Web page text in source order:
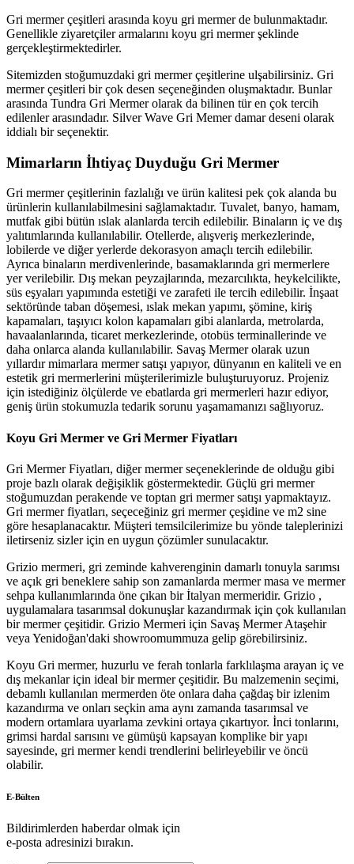
Gri mermer çeşitleri arasında koyu gri mermer de bulunmaktadır.
Genellikle ziyaretçiler armalarını koyu gri mermer şeklinde
gerçekleştirmektedirler.
Sitemizden stoğumuzdaki gri mermer çeşitlerine ulşabilirsiniz. Gri
mermer çeşitleri bir çok desen seçeneğinden oluşmaktadır. Bunlar
arasında Tundra Gri Mermer olarak da bilinen tür en çok tercih
edilenler arasındadır. Silver Wave Gri Memer damar deseni olarak
iddialı bir seçenektir.
Mimarların İhtiyaç Duyduğu Gri Mermer
Gri mermer çeşitlerinin fazlalığı ve ürün kalitesi pek çok alanda bu
ürünlerin kullanılabilmesini sağlamaktadır. Tuvalet, banyo, hamam,
mutfak gibi bütün ıslak alanlarda tercih edilebilir. Binaların iç ve dış
yalıtımlarında kullanılabilir. Otellerde, alışveriş merkezlerinde,
lobilerde ve diğer yerlerde dekorasyon amaçlı tercih edilebilir.
Ayrıca binaların merdivenlerinde, basamaklarında gri mermerlere
yer verilebilir. Dış mekan peyzajlarında, mezarcılıkta, heykelcilikte,
süs eşyaları yapımında estetiği ve zarafeti ile tercih edilebilir. İnşaat
sektöründe taban döşemesi, ıslak mekan yapımı, şömine, kiriş
kapamaları, taşıyıcı kolon kapamaları gibi alanlarda, metrolarda,
havaalanlarında, ticaret merkezlerinde, otobüs terminallerinde ve
daha onlarca alanda kullanılabilir. Savaş Mermer olarak uzun
yıllardır mimarlara mermer satışı yapıyor, dünyanın en kaliteli ve en
estetik gri mermerlerini müşterilerimizle buluşturuyoruz. Projeniz
için istediğiniz ölçülerde ve ebatlarda gri mermerleri hazır ediyor,
geniş ürün stokumuzla tedarik sorunu yaşamamanızı sağlıyoruz.
Koyu Gri Mermer ve Gri Mermer Fiyatları
Gri Mermer Fiyatları, diğer mermer seçeneklerinde de olduğu gibi
proje bazlı olarak değişiklik göstermektedir. Güçlü gri mermer
stoğumuzdan perakende ve toptan gri mermer satışı yapmaktayız.
Gri mermer fiyatları, seçeceğiniz gri mermer çeşidine ve m2 sine
göre hesaplanacaktır. Müşteri temsilcilerimize bu yönde taleplerinizi
iletirseniz sizler için en uygun çözümler sunulacaktır.
Grizio mermeri, gri zeminde kahverenginin damarlı tonuyla sarımsı
ve açık gri beneklere sahip son zamanlarda mermer masa ve mermer
sehpa kullanımlarında öne çıkan bir İtalyan mermeridir. Grizio ,
uygulamalara tasarımsal dokunuşlar kazandırmak için çok kullanılan
bir mermer çeşitidir. Grizio Mermeri için Savaş Mermer Ataşehir
veya Yenidoğan'daki showroomummuza gelip görebilirsiniz.
Koyu Gri mermer, huzurlu ve ferah tonlarla farklılaşma arayan iç ve
dış mekanlar için ideal bir mermer çeşitidir. Bu malzemenin seçimi,
debamlı kullanılan mermerden öte onlara daha çağdaş bir izlenim
kazandırma ve onları seçkin ama aynı zamanda tasarımsal ve
modern ortamlara uyarlama zevkini ortaya çıkartıyor. İnci tonlarını,
grimsi hardal sarısını ve gümüşü kapsayan komplike bir yapı
sayesinde, gri mermer kendi trendlerini belirleyebilir ve öncü
olabilir.
E-Bülten
Bildirimlerden haberdar olmak için
e-posta adresinizi bırakın.